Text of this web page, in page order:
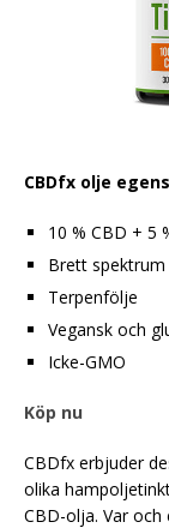
CBDfx olje
10 % CBD + 5
Brett spektrum
Terpenfölje
Vegansk och
Icke-GMO
Köp nu
CBDfx erbjuder
olika
CBD-olja. Var